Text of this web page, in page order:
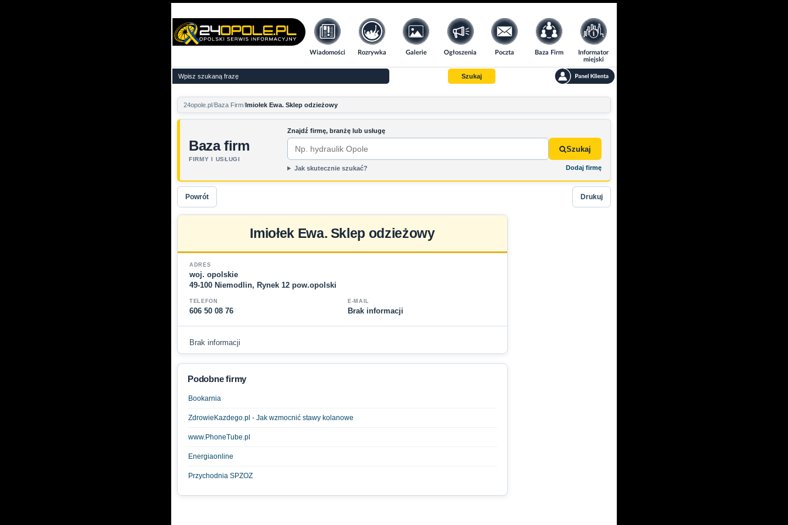
Wiadomości Rozrywka Galerie Ogłoszenia Poczta Baza Firm
Informator
miejski
Szukaj
24opole.pl Baza Firm Imiołek Ewa. Sklep odzieżowy
Baza firm
FIRMY I USŁUGI
Znajdź firmę, branżę lub usługę
Szukaj
Jak skutecznie szukać? Dodaj firmę
Powrót Drukuj
Imiołek Ewa. Sklep odzieżowy
ADRES
woj. opolskie
49-100 Niemodlin, Rynek 12 pow.opolski
TELEFON
606 50 08 76
E-MAIL
Brak informacji
Brak informacji
Podobne firmy
Bookarnia
ZdrowieKazdego.pl - Jak wzmocnić stawy kolanowe
www.PhoneTube.pl
Energiaonline
Przychodnia SPZOZ